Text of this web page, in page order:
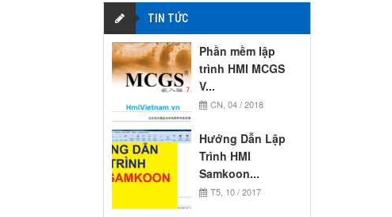
TIN TỨC
Phần mềm lập
trình HMI MCGS
V...
CN, 04 / 2018
Hướng Dẫn Lập
Trình HMI
Samkoon...
T5, 10 / 2017